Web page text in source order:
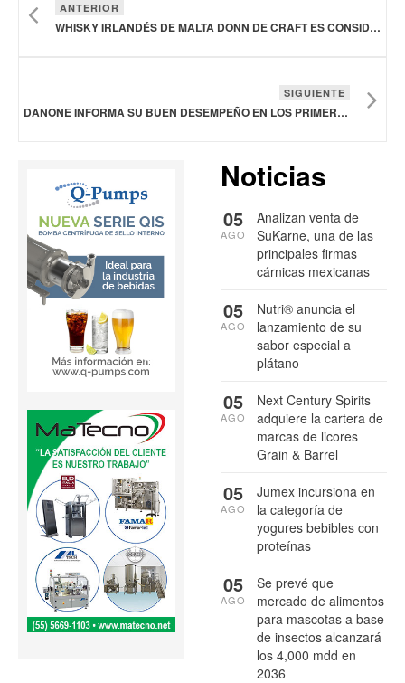
ANTERIOR
WHISKY IRLANDÉS DE MALTA DONN DE CRAFT ES CONSIDERADO EL MEJOR DEL MUNDO
SIGUIENTE
DANONE INFORMA SU BUEN DESEMPEÑO EN LOS PRIMEROS TRES MESES DE 2026
Noticias
Analizan venta de
SuKarne, una de las
principales firmas
cárnicas mexicanas
05
AGO
Nutri® anuncia el
lanzamiento de su
sabor especial a
plátano
05
AGO
Next Century Spirits
adquiere la cartera de
marcas de licores
Grain & Barrel
05
AGO
Jumex incursiona en
la categoría de
yogures bebibles con
proteínas
05
AGO
Se prevé que
mercado de alimentos
para mascotas a base
de insectos alcanzará
los 4,000 mdd en
2036
05
AGO